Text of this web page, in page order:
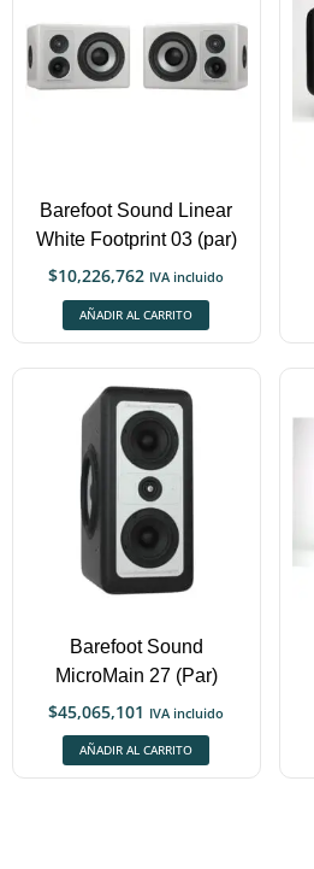
Barefoot Sound Linear
White Footprint 03 (par)
$10,226,762 IVA incluido
AÑADIR AL CARRITO
Barefoot Sound
MicroMain 27 (Par)
$45,065,101 IVA incluido
AÑADIR AL CARRITO